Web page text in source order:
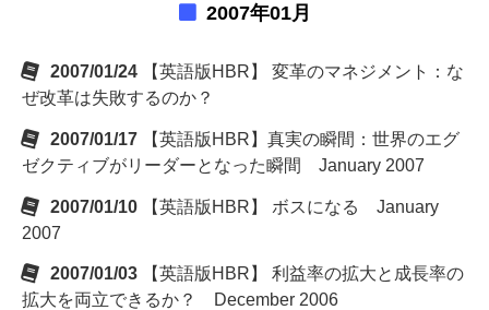
2007年01月
2007/01/24
【英語版HBR】 変革のマネジメント：な
ぜ改革は失敗するのか？
2007/01/17
【英語版HBR】真実の瞬間：世界のエグ
ゼクティブがリーダーとなった瞬間 January 2007
2007/01/10
【英語版HBR】 ボスになる January
2007
2007/01/03
【英語版HBR】 利益率の拡大と成長率の
拡大を両立できるか？ December 2006